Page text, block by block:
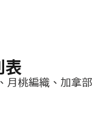
表
月桃編織、加拿部